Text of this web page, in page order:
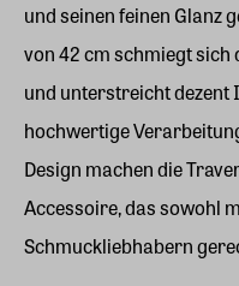
und seinen feinen Glanz
von 42 cm schmiegt sich
und unterstreicht dezent
hochwertige
Design machen die
Accessoire, das sowohl
Schmuckliebhabern